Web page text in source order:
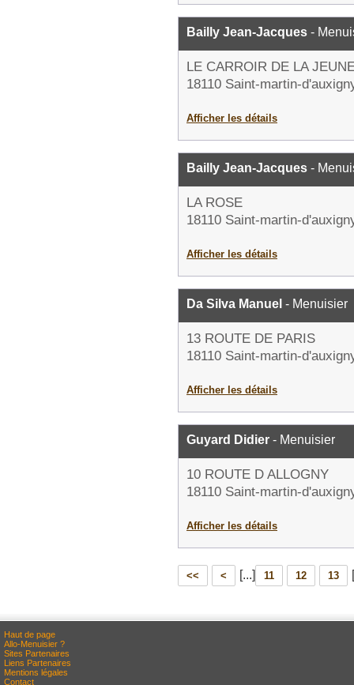
Bailly Jean-Jacques -
LE CARROIR DE LA
18110 Saint-martin-
Afficher les détails
Bailly Jean-Jacques -
LA ROSE
18110 Saint-martin-
Afficher les détails
Da Silva Manuel - Menuisier
13 ROUTE DE PARIS
18110 Saint-martin-
Afficher les détails
Guyard Didier - Menuisier
10 ROUTE D ALLOGNY
18110 Saint-martin-
Afficher les détails
<< < [...] 11 12 13
Haut de page
Allo-Menuisier ?
Sites Partenaires
Liens Partenaires
Mentions légales
Contact